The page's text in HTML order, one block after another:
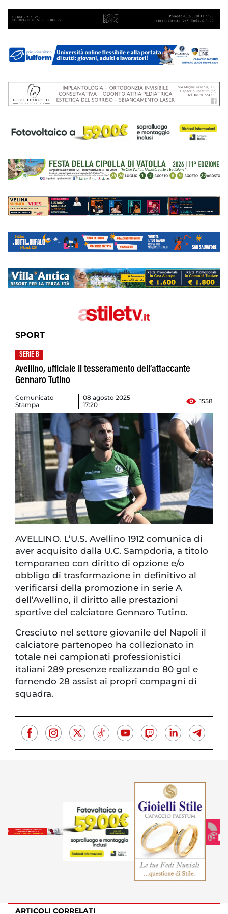
SPORT
SERIE B
Avellino, ufficiale il tesseramento dell’attaccante
Gennaro Tutino
Comunicato
Stampa
08 agosto 2025
17:20
1558
AVELLINO. L’U.S. Avellino 1912 comunica di
aver acquisito dalla U.C. Sampdoria, a titolo
temporaneo con diritto di opzione e/o
obbligo di trasformazione in definitivo al
verificarsi della promozione in serie A
dell’Avellino, il diritto alle prestazioni
sportive del calciatore Gennaro Tutino.
Cresciuto nel settore giovanile del Napoli il
calciatore partenopeo ha collezionato in
totale nei campionati professionistici
italiani 289 presenze realizzando 80 gol e
fornendo 28 assist ai propri compagni di
squadra.
ARTICOLI CORRELATI